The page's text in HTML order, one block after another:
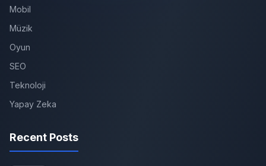
Mobil
Müzik
Oyun
SEO
Teknoloji
Yapay Zeka
Recent Posts